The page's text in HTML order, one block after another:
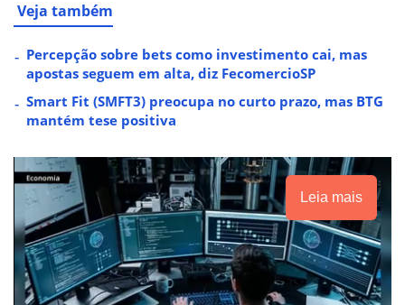
Veja também
Percepção sobre bets como investimento cai, mas
apostas seguem em alta, diz FecomercioSP
Smart Fit (SMFT3) preocupa no curto prazo, mas BTG
mantém tese positiva
Leia mais